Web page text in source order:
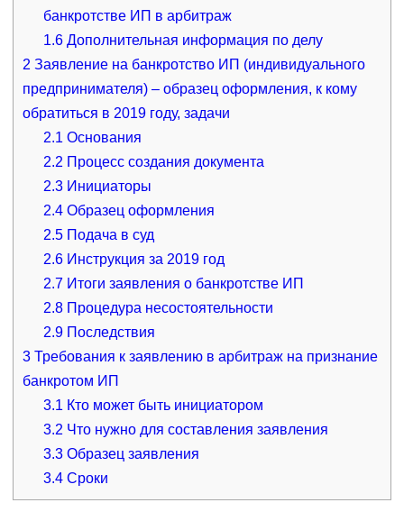
банкротстве ИП в арбитраж
1.6 Дополнительная информация по делу
2 Заявление на банкротство ИП (индивидуального
предпринимателя) – образец оформления, к кому
обратиться в 2019 году, задачи
2.1 Основания
2.2 Процесс создания документа
2.3 Инициаторы
2.4 Образец оформления
2.5 Подача в суд
2.6 Инструкция за 2019 год
2.7 Итоги заявления о банкротстве ИП
2.8 Процедура несостоятельности
2.9 Последствия
3Требования к заявлению в арбитраж на признание
банкротом ИП
3.1 Кто может быть инициатором
3.2 Что нужно для составления заявления
3.3 Образец заявления
3.4 Сроки